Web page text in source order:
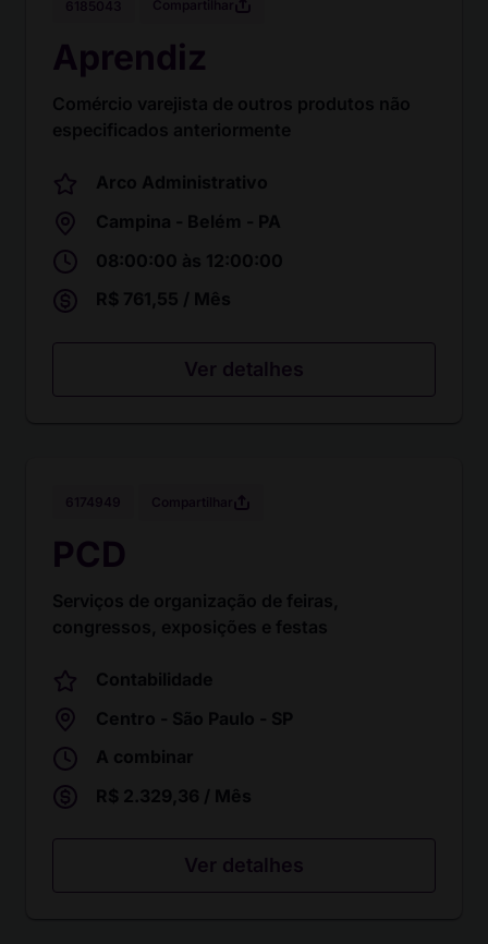
Aprendiz
Comércio varejista de outros produtos não
especificados anteriormente
Arco Administrativo
Campina - Belém - PA
08:00:00 às 12:00:00
R$ 761,55 / Mês
Ver detalhes
PCD
Serviços de organização de feiras,
congressos, exposições e festas
Contabilidade
Centro - São Paulo - SP
A combinar
R$ 2.329,36 / Mês
Ver detalhes